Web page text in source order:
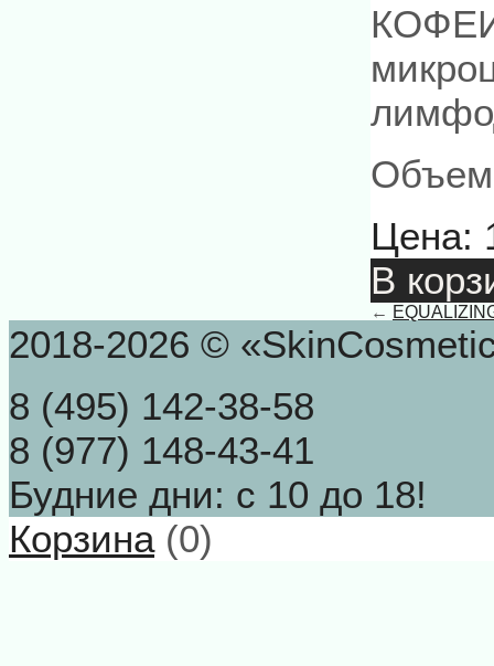
Цена:
В
←
2018-2026 ©
8 (495) 142-38-58
8 (977) 148-43-41
Будние дни: с 10 до 18!
Корзина(0)